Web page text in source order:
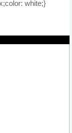
white;}